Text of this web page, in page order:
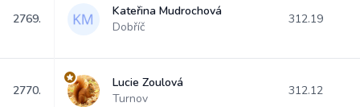
2769.
Kateřina Mudrochová
Dobříč
312.19
2770.
Lucie Zoulová
Turnov
312.12